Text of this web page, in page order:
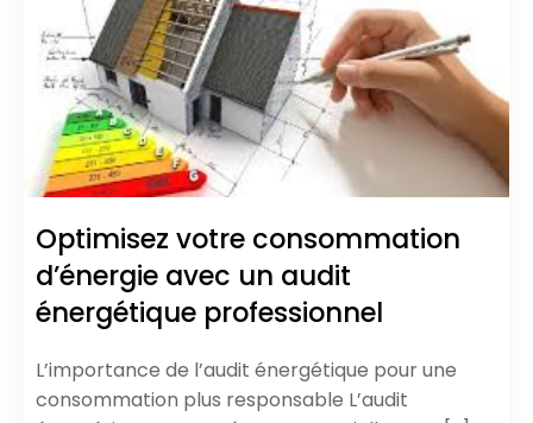
Optimisez votre consommation
d’énergie avec un audit
énergétique professionnel
L’importance de l’audit énergétique pour une
consommation plus responsable L’audit